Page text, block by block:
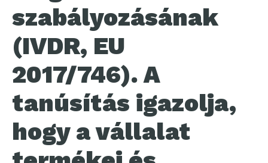
szabályozásának
(IVDR, EU
2017/746). A
tanúsítás igazolja,
hogy a vállalat